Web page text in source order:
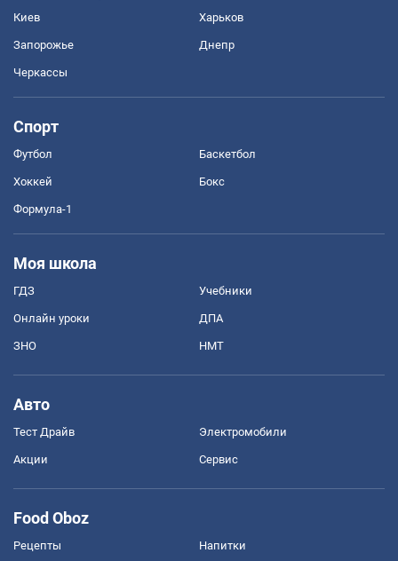
Киев Харьков
Запорожье Днепр
Черкассы
Спорт
Футбол Баскетбол
Хоккей Бокс
Формула-1
Моя школа
ГДЗ Учебники
Онлайн уроки ДПА
ЗНО НМТ
Авто
Тест Драйв Электромобили
Акции Сервис
Food Oboz
Рецепты Напитки